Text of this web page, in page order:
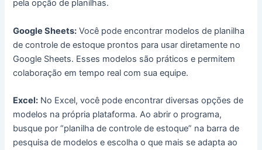
pela opção de planilhas.
Google Sheets: Você pode encontrar modelos de planilha
de controle de estoque prontos para usar diretamente no
Google Sheets. Esses modelos são práticos e permitem
colaboração em tempo real com sua equipe.
Excel: No Excel, você pode encontrar diversas opções de
modelos na própria plataforma. Ao abrir o programa,
busque por “planilha de controle de estoque” na barra de
pesquisa de modelos e escolha o que mais se adapta ao